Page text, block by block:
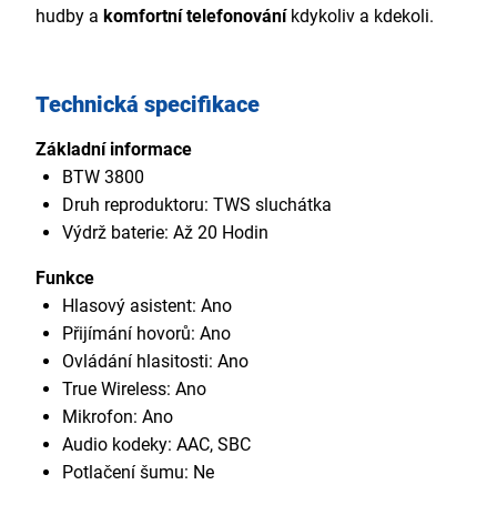
hudby a komfortní telefonováníkdykoliv a kdekoli.
Technická specifikace
Základní informace
BTW 3800
Druh reproduktoru: TWS sluchátka
Výdrž baterie: Až 20 Hodin
Funkce
Hlasový asistent: Ano
Přijímání hovorů: Ano
Ovládání hlasitosti: Ano
True Wireless: Ano
Mikrofon: Ano
Audio kodeky: AAC, SBC
Potlačení šumu: Ne